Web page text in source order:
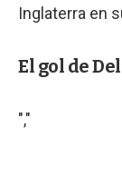
Inglaterra en
El gol de
","